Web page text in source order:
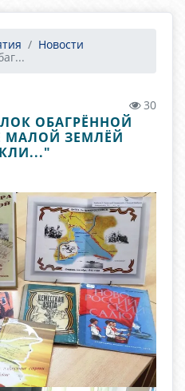
Новости
30
ОБАГРЁННОЙ
МАЛОЙ ЗЕМЛЁЙ